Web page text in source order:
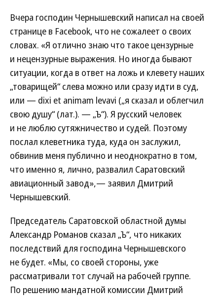
Вчера господин Чернышевский написал на своей
странице в Facebook, что не сожалеет о своих
словах. «Я отлично знаю что такое цензурные
и нецензурные выражения. Но иногда бывают
ситуации, когда в ответ на ложь и клевету наших
„товарищей“ слева можно или сразу идти в суд,
или — dixi et animam levavi („я сказал и облегчил
свою душу“ (лат.). — „Ъ“). Я русский человек
и не люблю сутяжничество и судей. Поэтому
послал клеветника туда, куда он заслужил,
обвинив меня публично и неоднократно в том,
что именно я, лично, развалил Саратовский
авиационный завод»,— заявил Дмитрий
Чернышевский.
Председатель Саратовской областной думы
Александр Романов сказал „Ъ“, что никаких
последствий для господина Чернышевского
не будет. «Мы, со своей стороны, уже
рассматривали тот случай на рабочей группе.
По решению мандатной комиссии Дмитрий